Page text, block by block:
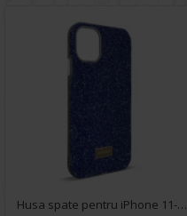
Husa spate pentru iPhone 11- Glow case